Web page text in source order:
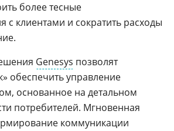
более тесные
с клиентами и сократить расходы
Genesys позволят
обеспечить управление
основанное на детальном
потребителей. Мгновенная
коммуникации